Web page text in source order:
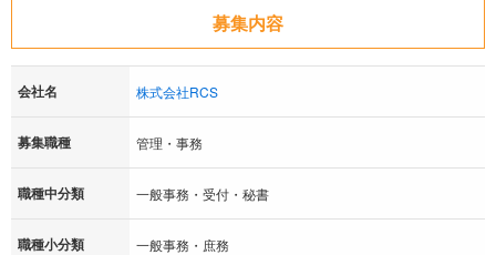
募集内容
会社名 株式会社RCS
募集職種 管理・事務
職種中分類 一般事務・受付・秘書
職種小分類 一般事務・庶務